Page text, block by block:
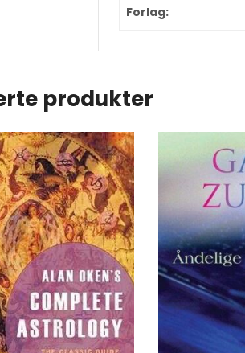
Forlag:
produkter